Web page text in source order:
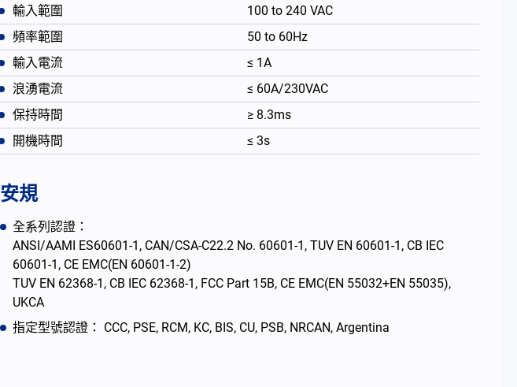
輸入範圍
100 to 240 VAC
頻率範圍
50 to 60Hz
輸入電流
≤ 1A
浪湧電流
≤ 60A/230VAC
保持時間
≥ 8.3ms
開機時間
≤ 3s
安規
全系列認證：
ANSI/AAMI ES60601-1, CAN/CSA-C22.2 No. 60601-1, TUV EN 60601-1, CB IEC
60601-1, CE EMC(EN 60601-1-2)
TUV EN 62368-1, CB IEC 62368-1, FCC Part 15B, CE EMC(EN 55032+EN 55035),
UKCA
指定型號認證： CCC, PSE, RCM, KC, BIS, CU, PSB, NRCAN, Argentina